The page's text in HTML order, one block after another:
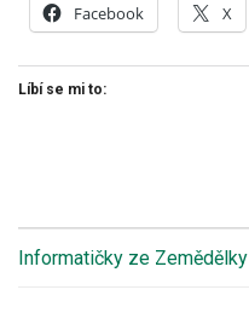
Facebook X
Líbí se mi to:
Informatičky ze Zemědělky